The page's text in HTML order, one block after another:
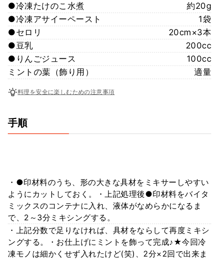
●冷凍たけのこ水煮
約20g
●冷凍アサイーペースト
1袋
●セロリ
20cm×3本
●豆乳
200cc
●りんごジュース
100cc
ミントの葉（飾り用）
適量
料理を安全に楽しむための注意事項
手順
・●印材料のうち、形の大きな具材をミキサーしやすい
ようにカットしておく。・上記処理後●印材料をバイタ
ミックスのコンテナに入れ、液体がなめらかになるま
で、2～3分ミキシングする。
・上記分数で足りなければ、具材をならして再度ミキシ
ングする。・お仕上げにミントを飾って完成♪★今回冷
凍モノは細かくせず入れたけど(笑)、2分×2回で出来ま